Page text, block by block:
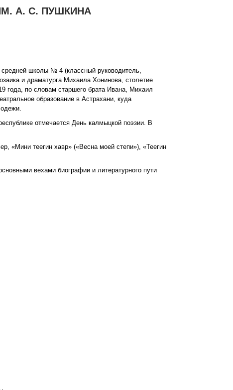
А. С. ПУШКИНА
средней школы № 4 (классный руководитель,
и драматурга Михаила Хонинова, столетие
года, по словам старшего брата Ивана, Михаил
образование в Астрахани, куда
отмечается День калмыцкой поэзии. В
«Мини теегин хавр» («Весна моей степи»), «Теегин
вехами биографии и литературного пути